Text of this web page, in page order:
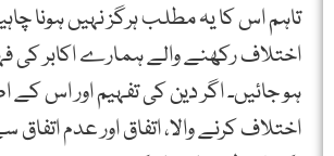
تاہم اس کا یہ مطلب ہرگز نہیں ہونا
اختلاف رکھنے والے ہمارے اکابر
ہو جائیں۔ اگر دین کی تفہیم اور اس کے
اختلاف کرنے والا، اتفاق اور عدم اتفاق